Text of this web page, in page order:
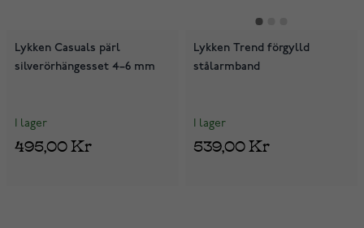
Lykken Casuals pärl
silverörhängesset 4–6 mm
I lager
495,00 Kr
Lykken Trend förgylld
stålarmband
I lager
539,00 Kr